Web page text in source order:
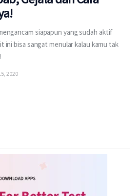
siapapun yang sudah aktif
ini bisa sangat menular kalau kamu tak
2020